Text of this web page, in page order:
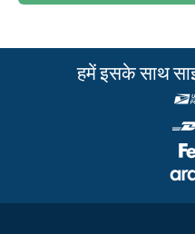
हमें इसके साथ